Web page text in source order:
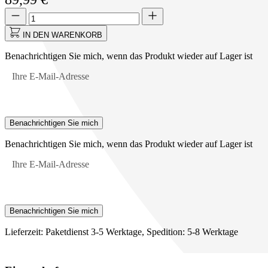
die
Pfeiltasten,
um
zwischen
Optionen
wechseln.
Menge
aktualisiert
auf
1
Menge
IN DEN WARENKORB
Benachrichtigen Sie mich, wenn das Produkt wieder auf Lager ist
Ihre E-Mail-Adresse
Benachrichtigen Sie mich
Benachrichtigen Sie mich, wenn das Produkt wieder auf Lager ist
Ihre E-Mail-Adresse
Benachrichtigen Sie mich
Lieferzeit: Paketdienst 3-5 Werktage, Spedition: 5-8 Werktage